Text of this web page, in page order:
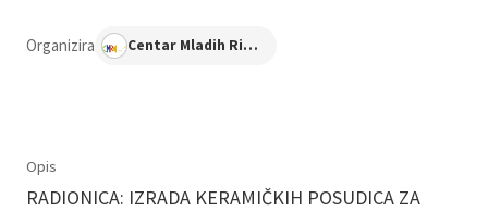
Organizira Centar Mladih Ribnjak
Opis
RADIONICA: IZRADA KERAMIČKIH POSUDICA ZA